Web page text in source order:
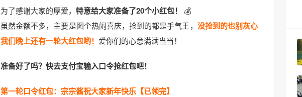
为了感谢大家的厚爱， 特意给大家准备了20个小红包！
💰
虽然金额不多，主要是图个热闹喜庆，抢到的都是手气王， 没抢到的也别灰心
我们晚上还有一轮大红包哟！ 爱你们的心意满满当当！
准备好了吗？快去支付宝输入口令抢红包吧！
第一轮口令红包：宗宗酱祝大家新年快乐【已领完】